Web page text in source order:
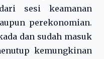
sesi keamanan
perekonomian.
dan sudah masuk
kemungkinan